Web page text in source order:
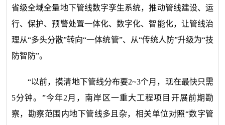
省级全域全量地下管线数字孪生系统，推动管线建设、运
行、保护、预警处置一体化、数字化、智能化，让管线治
理从“多头分散”转向“一体统管”、从“传统人防”升级为“技
防智防”。
“以前，摸清地下管线分布要2~3个月，现在最快只需
5分钟。”今年2月，南岸区一重大工程项目开展前期勘
察，勘察范围内地下管线多且杂，相关单位对照“数字管